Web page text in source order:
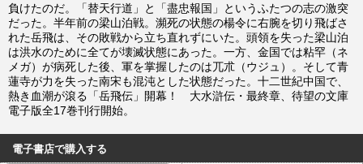
負けたのだ。「替天行道」と「盡忠報国」というふたつの志の激突
だった。半年前の梁山泊戦。瀕死の状態の楊令に右腕を切り飛ばさ
れた岳飛は、その敗戦から立ち直れずにいた。頭領を失った梁山泊
は洪水のために全てが壊滅状態にあった。一方、金国では粘罕（ネ
メガ）が病死した後、軍を掌握したのは兀朮（ウジュ）。そして青
蓮寺が力を失った南宋も混沌とした状態だった。十二世紀中国で、
熱き血潮が滾る「岳飛伝」開幕！ 大水滸伝・最終章、待望の文庫
電子版全17巻刊行開始。
電子書店で購入する